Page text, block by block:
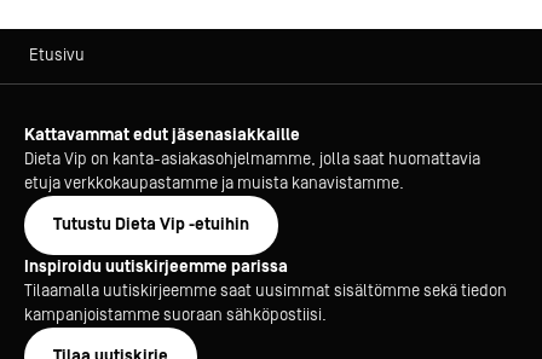
Etusivu
Kattavammat edut jäsenasiakkaille
Dieta Vip on kanta-asiakasohjelmamme, jolla saat huomattavia
etuja verkkokaupastamme ja muista kanavistamme.
Tutustu Dieta Vip -etuihin
Inspiroidu uutiskirjeemme parissa
Tilaamalla uutiskirjeemme saat uusimmat sisältömme sekä tiedon
kampanjoistamme suoraan sähköpostiisi.